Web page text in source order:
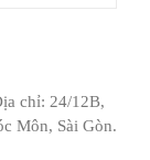
chỉ: 24/12B,
Môn, Sài Gòn.